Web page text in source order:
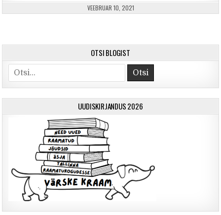
PUBLISHED DATE:
VEEBRUAR 10, 2021
OTSI BLOGIST
Otsi
UUDISKIRJANDUS 2026